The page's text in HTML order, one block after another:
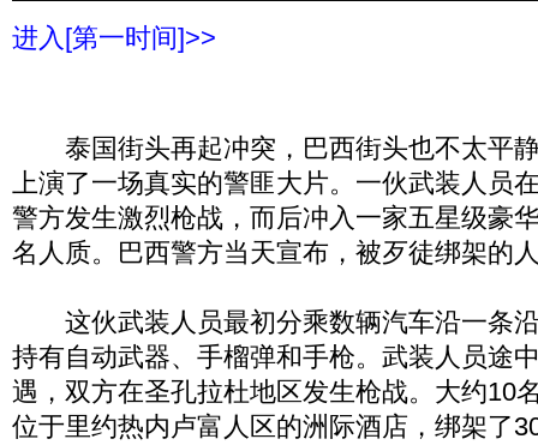
进入[第一时间]>>
泰国街头再起冲突，巴西街头也不太平
上演了一场真实的警匪大片。一伙武装人员
警方发生激烈枪战，而后冲入一家五星级豪
名人质。巴西警方当天宣布，被歹徒绑架的
这伙武装人员最初分乘数辆汽车沿一条
持有自动武器、手榴弹和手枪。武装人员途
遇，双方在圣孔拉杜地区发生枪战。大约10
位于里约热内卢富人区的洲际酒店，绑架了